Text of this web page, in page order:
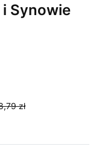
i Synowie
zł